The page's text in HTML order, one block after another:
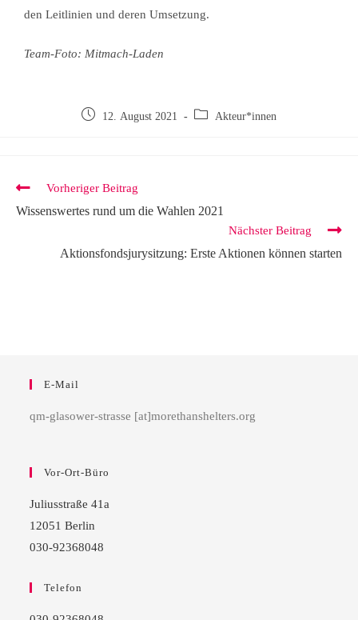
den Leitlinien und deren Umsetzung.
Team-Foto: Mitmach-Laden
12. August 2021 Akteur*innen
Vorheriger Beitrag
Wissenswertes rund um die Wahlen 2021
Nächster Beitrag
Aktionsfondsjurysitzung: Erste Aktionen können starten
E-Mail
qm-glasower-strasse [at]morethanshelters.org
Vor-Ort-Büro
Juliusstraße 41a
12051 Berlin
030-92368048
Telefon